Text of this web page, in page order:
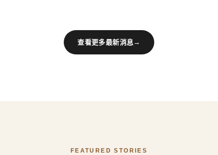
查看更多最新消息→
FEATURED STORIES